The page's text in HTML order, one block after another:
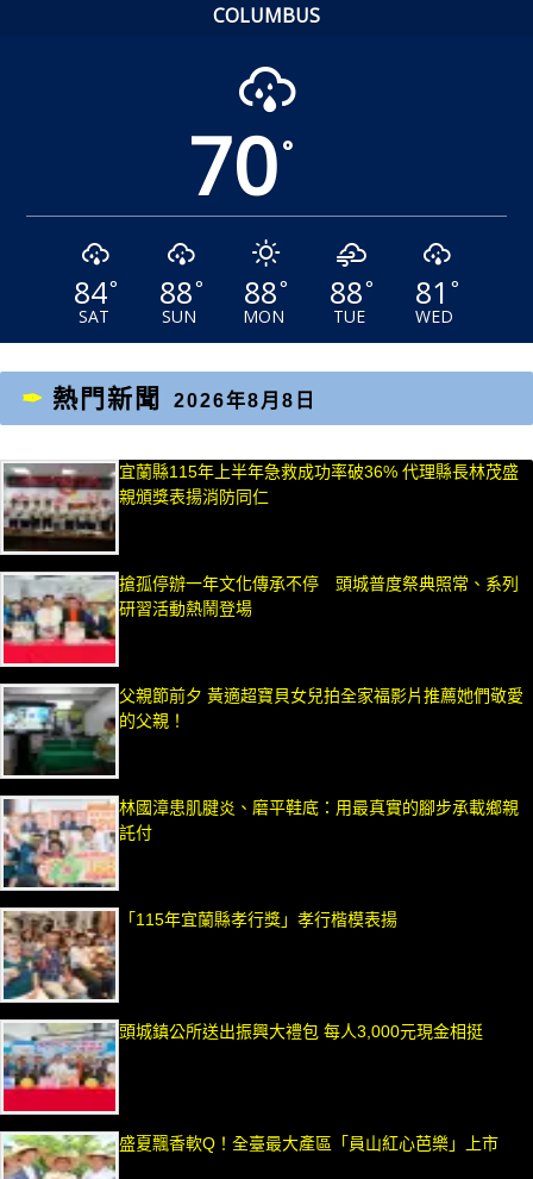
COLUMBUS
70°
84°
SAT
88°
SUN
88°
MON
88°
TUE
81 °
WED
熱門新聞 2026年8月8日
宜蘭縣115年上半年急救成功率破36% 代理縣長林茂盛
親頒獎表揚消防同仁
搶孤停辦一年文化傳承不停 頭城普度祭典照常、系列
研習活動熱鬧登場
父親節前夕 黃適超寶貝女兒拍全家福影片推薦她們敬愛
的父親！
林國漳患肌腱炎、磨平鞋底：用最真實的腳步承載鄉親
託付
「115年宜蘭縣孝行獎」孝行楷模表揚
頭城鎮公所送出振興大禮包 每人3,000元現金相挺
盛夏飄香軟Q！全臺最大產區「員山紅心芭樂」上市